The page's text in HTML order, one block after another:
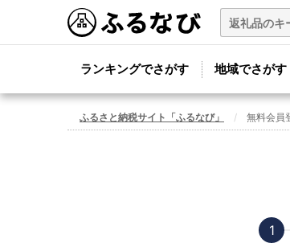
ランキングでさがす 地域でさがす
ふるさと納税サイト「ふるなび」 無料会員